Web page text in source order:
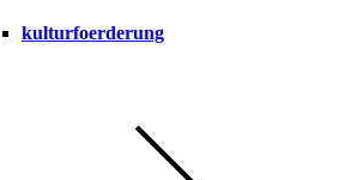
kulturfoerderung